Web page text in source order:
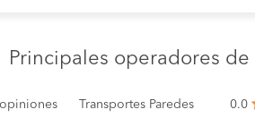
Principales operadores de
Transportes Paredes
0.0